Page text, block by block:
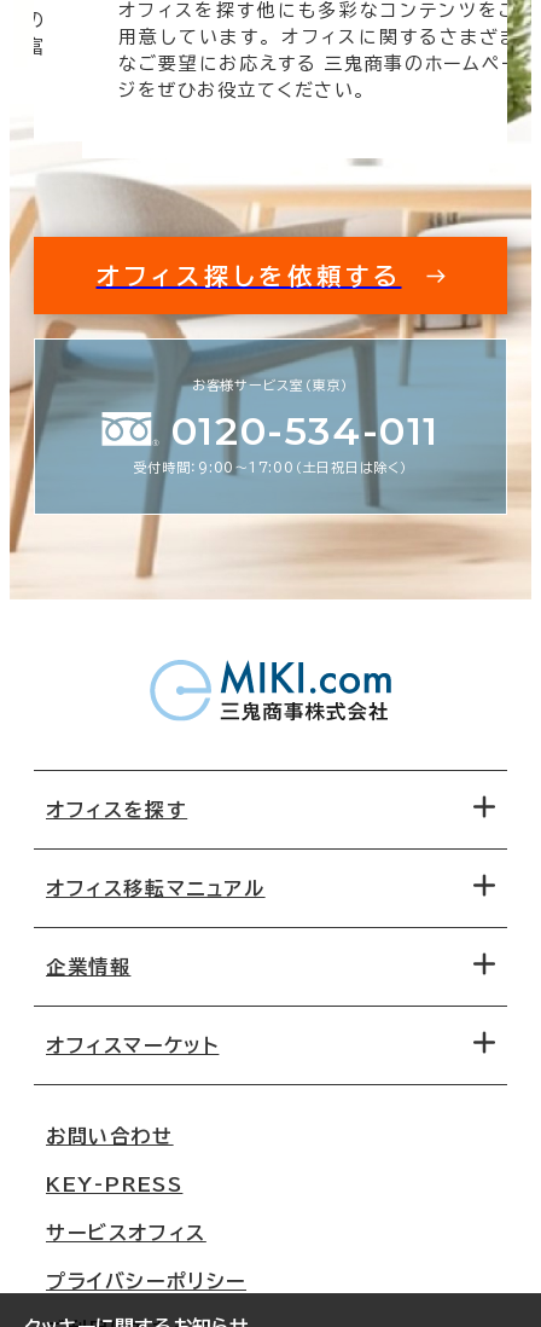
ンテンツをご
するさまざま
のホームペー
オフィスビルの情報がすぐに欲しい
時は三鬼商事へお問い合わせくださ
速く、より正確に、より良い情報をお
す。
オフィス探しを依頼する
お客様サービス室（東京）
0120-534-011
受付時間：9:00〜17:00（土日祝日は除く）
オフィスを探す
地図から探す
路線・駅から探す
オフィス移転マニュアル
移転コストシミュレーション
移転スケジュール
オフィス移転Q&A
企業情報
オフィスマーケット
大阪
名古屋
札幌
お問い合わせ
KEY-PRESS
サービスオフィス
プライバシーポリシー